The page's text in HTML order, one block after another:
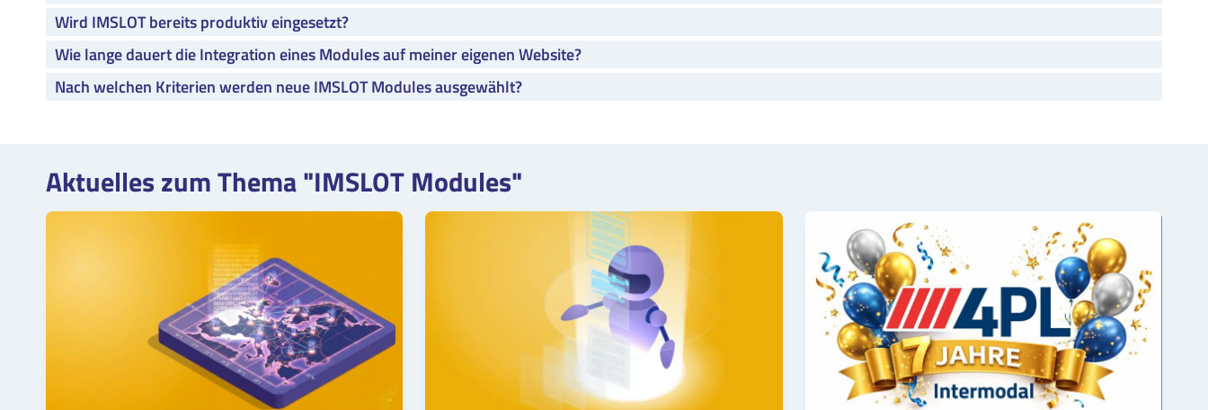
Wird IMSLOT bereits produktiv eingesetzt?
Wie lange dauert die Integration eines Modules auf meiner eigenen Website?
Nach welchen Kriterien werden neue IMSLOT Modules ausgewählt?
Aktuelles zum Thema "IMSLOT Modules"